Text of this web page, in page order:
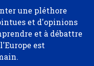
une pléthore
et d'opinions
et à débattre
est